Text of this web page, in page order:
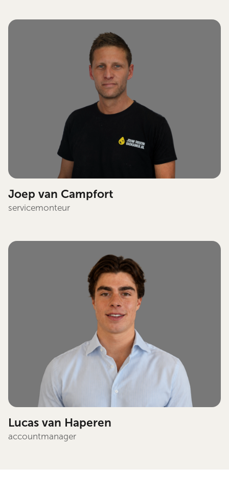
Joep van Campfort
servicemonteur
Lucas van Haperen
accountmanager